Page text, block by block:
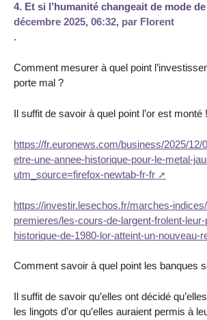
4. Et si l’humanité changeait de mode
décembre 2025, 06:32, par Florent
.
Comment mesurer à quel point
porte mal ?
Il suffit de savoir à quel point l’or est monté !
https://fr.euronews.com/business/2025/12/
etre-une-annee-historique-pour-le-metal-
utm_source=firefox-newtab-fr-fr
https://investir.lesechos.fr/marches-
premieres/les-cours-de-largent-frolent-
historique-de-1980-lor-atteint-un-nouveau-
Comment savoir à quel point les banques
Il suffit de savoir qu’elles ont décidé
les lingots d’or qu’elles auraient permis à